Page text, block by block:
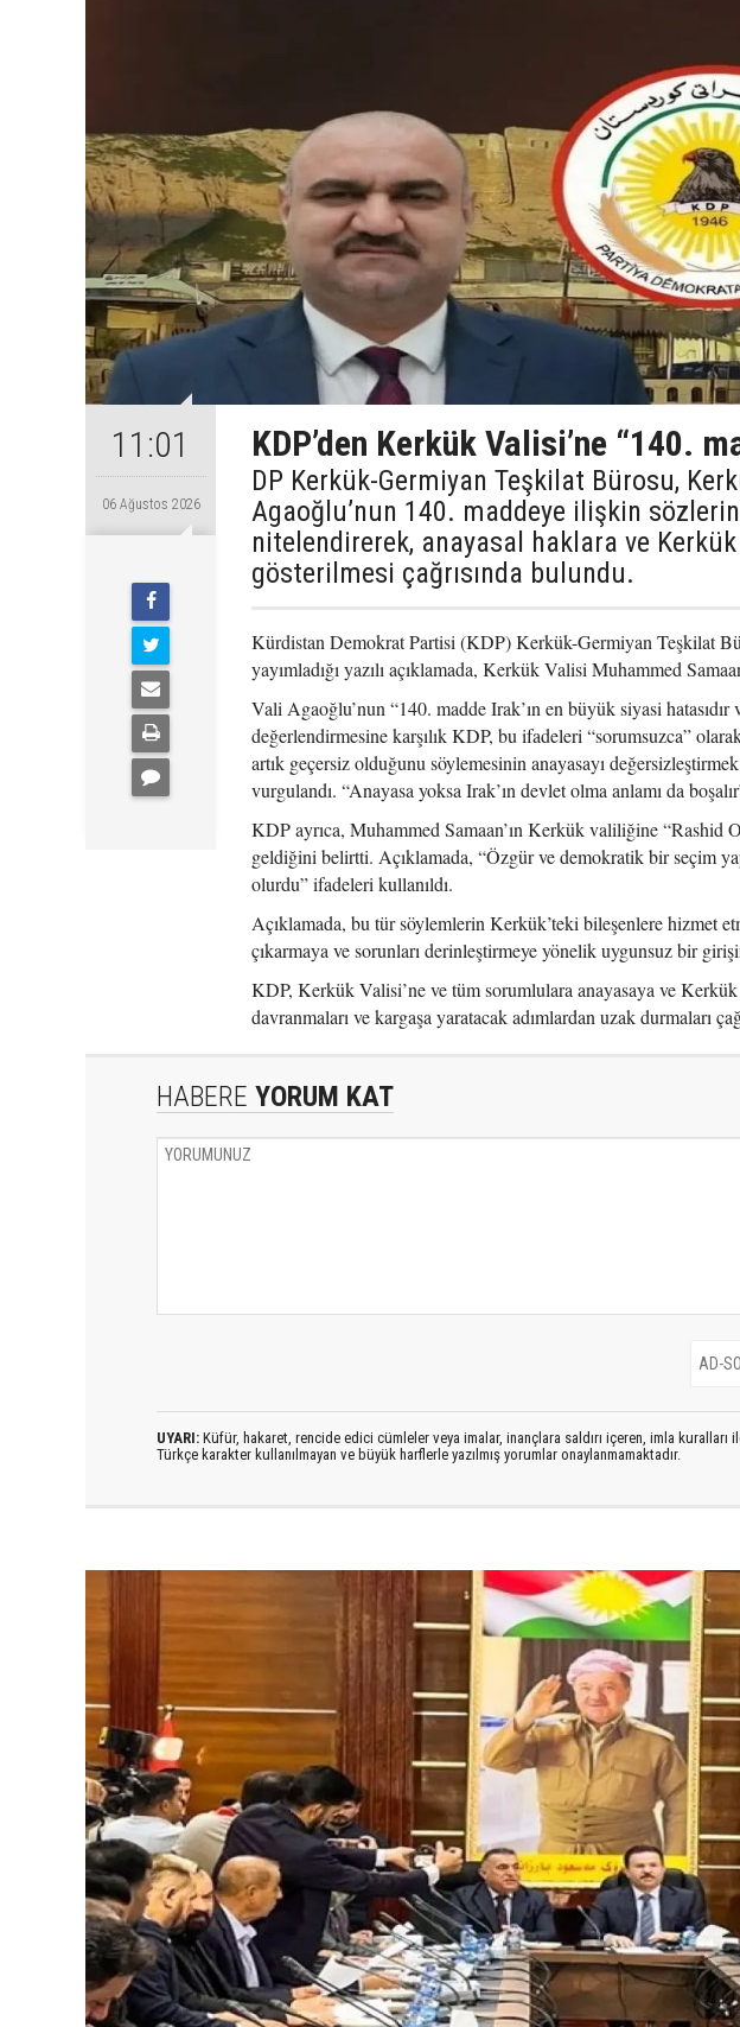
11:01
06 Ağustos 2026
KDP’den Kerkük Valisi’ne “140.
DP Kerkük-Germiyan Teşkilat Bürosu,
Agaoğlu’nun 140. maddeye ilişkin
nitelendirerek, anayasal haklara ve Kerkük
gösterilmesi çağrısında bulundu.
Kürdistan Demokrat Partisi (KDP) Kerkük-Germiyan Teşkilat
yayımladığı yazılı açıklamada, Kerkük Valisi Muhammed
Vali Agaoğlu’nun “140. madde Irak’ın en büyük siyasi
değerlendirmesine karşılık KDP, bu ifadeleri “sorumsuzca”
artık geçersiz olduğunu söylemesinin anayasayı
vurgulandı. “Anayasa yoksa Irak’ın devlet olma anlamı da
KDP ayrıca, Muhammed Samaan’ın Kerkük valiliğine “Rashid
geldiğini belirtti. Açıklamada, “Özgür ve demokratik bir seçim
olurdu” ifadeleri kullanıldı.
Açıklamada, bu tür söylemlerin Kerkük’teki bileşenlere hizmet
çıkarmaya ve sorunları derinleştirmeye yönelik uygunsuz bir
KDP, Kerkük Valisi’ne ve tüm sorumlulara anayasaya ve Kerkük
davranmaları ve kargaşa yaratacak adımlardan uzak durmaları
HABERE YORUM KAT
UYARI: Küfür, hakaret, rencide edici cümleler veya imalar, inançlara saldırı içeren, imla kuralları
Türkçe karakter kullanılmayan ve büyük harflerle yazılmış yorumlar onaylanmamaktadır.